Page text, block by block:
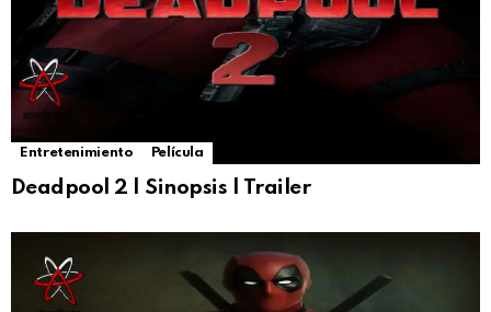
Entretenimiento Película
Deadpool 2 | Sinopsis | Trailer